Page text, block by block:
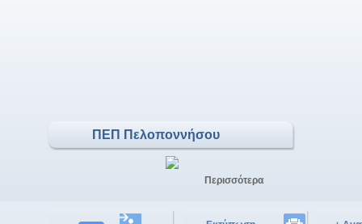
ΠΕΠ Πελοποννήσου
Περισσότερα